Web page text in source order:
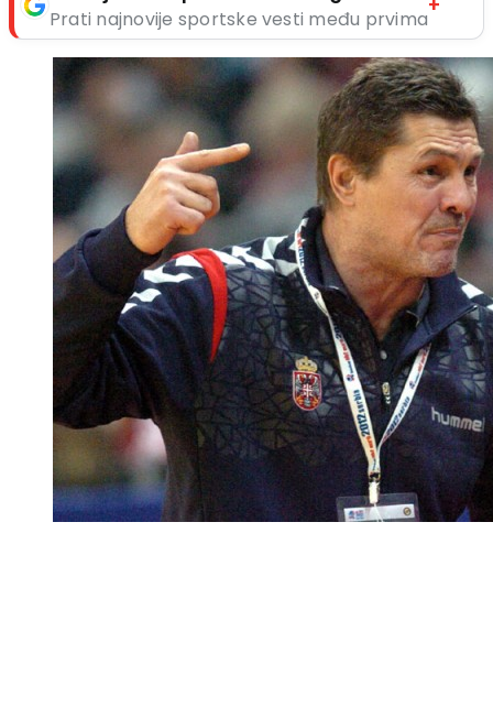
Prati najnovije sportske vesti među prvima
+